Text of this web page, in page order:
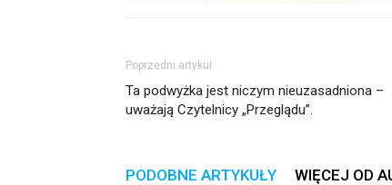
Poprzedni artykuł
Ta podwyżka jest niczym nieuzasadniona –
uważają Czytelnicy „Przeglądu”.
PODOBNE ARTYKUŁY WIĘCEJ OD